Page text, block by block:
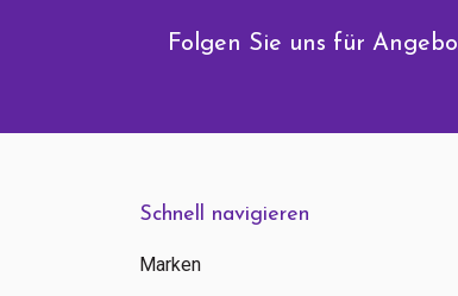
Folgen Sie uns für
Schnell navigieren
Marken